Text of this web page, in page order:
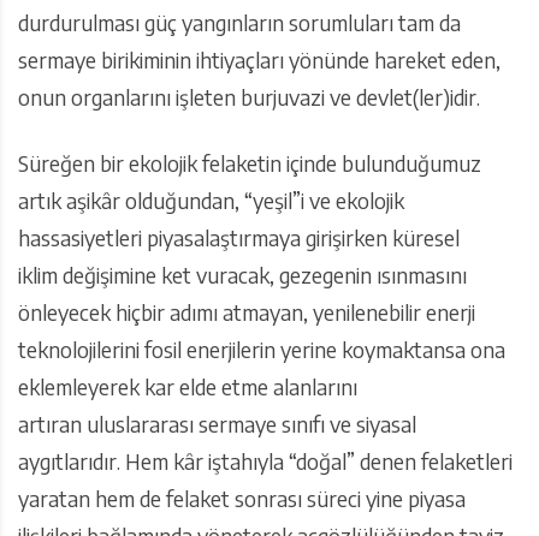
durdurulması güç yangınların sorumluları tam da
sermaye birikiminin ihtiyaçları yönünde hareket eden,
onun organlarını işleten burjuvazi ve devlet(ler)idir.
Süreğen bir ekolojik felaketin içinde bulunduğumuz
artık aşikâr olduğundan, “yeşil”i ve ekolojik
hassasiyetleri piyasalaştırmaya girişirken küresel
iklim değişimine ket vuracak, gezegenin ısınmasını
önleyecek hiçbir adımı atmayan, yenilenebilir enerji
teknolojilerini fosil enerjilerin yerine koymaktansa ona
eklemleyerek kar elde etme alanlarını
artıran uluslararası sermaye sınıfı ve siyasal
aygıtlarıdır. Hem kâr iştahıyla “doğal” denen felaketleri
yaratan hem de felaket sonrası süreci yine piyasa